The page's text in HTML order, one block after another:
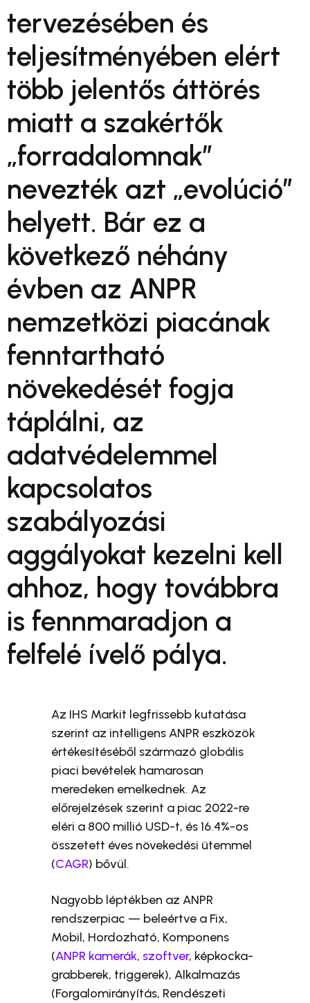
tervezésében és
teljesítményében elért
több jelentős áttörés
miatt a szakértők
„forradalomnak”
nevezték azt „evolúció”
helyett. Bár ez a
következő néhány
évben az ANPR
nemzetközi piacának
fenntartható
növekedését fogja
táplálni, az
adatvédelemmel
kapcsolatos
szabályozási
aggályokat kezelni kell
ahhoz, hogy továbbra
is fennmaradjon a
felfelé ívelő pálya.
Az IHS Markit legfrissebb kutatása
szerint az intelligens ANPR eszközök
értékesítéséből származó globális
piaci bevételek hamarosan
meredeken emelkednek. Az
előrejelzések szerint a piac 2022-re
eléri a 800 millió USD-t, és 16.4%-os
összetett éves növekedési ütemmel
(CAGR) bővül.
Nagyobb léptékben az ANPR
rendszerpiac — beleértve a Fix,
Mobil, Hordozható, Komponens
(ANPR kamerák, szoftver, képkocka-
grabberek, triggerek), Alkalmazás
(Forgalomirányítás, Rendészeti